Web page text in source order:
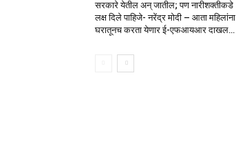
सरकारे येतील अन् जातील; पण नारीशक्तीकडे
लक्ष दिले पाहिजे- नरेंद्र मोदी – आता महिलांना
घरातूनच करता येणार ई-एफआयआर दाखल…